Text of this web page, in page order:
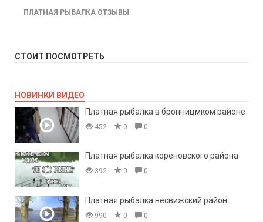
ПЛАТНАЯ РЫБАЛКА ОТЗЫВЫ
СТОИТ ПОСМОТРЕТЬ
НОВИНКИ ВИДЕО
Платная рыбалка в бронницмком районе
452 0 0
Платная рыбалка кореновского района
392 0 0
Платная рыбалка несвижский район
990 0 0